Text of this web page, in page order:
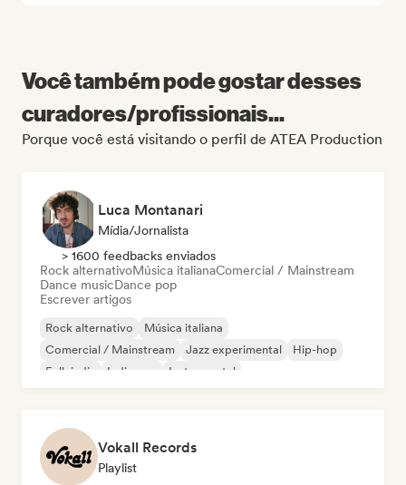
Você também pode gostar desses
curadores/profissionais...
Porque você está visitando o perfil de ATEA Production
Luca Montanari
Mídia/Jornalista
> 1600 feedbacks enviados
Rock alternativoMúsica italianaComercial / Mainstream
Dance musicDance pop
Escrever artigos
Rock alternativo
Música italiana
Comercial / Mainstream
Jazz experimental
Hip-hop
Folk indie
Indie pop Instrumental
Vokall Records
Playlist